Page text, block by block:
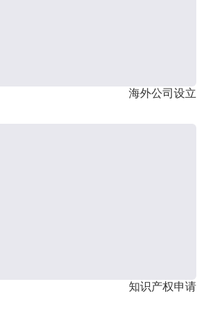
海外公司设立
知识产权申请